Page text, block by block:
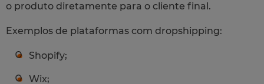
o produto diretamente para o cliente final.
Exemplos de plataformas com dropshipping:
Shopify;
Wix;